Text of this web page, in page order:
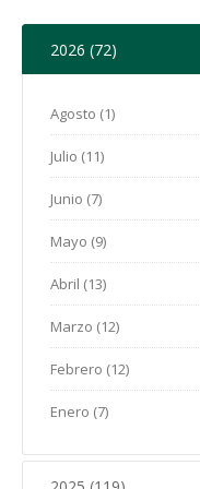
2026 (72)
Agosto (1)
Julio (11)
Junio (7)
Mayo (9)
Abril (13)
Marzo (12)
Febrero (12)
Enero (7)